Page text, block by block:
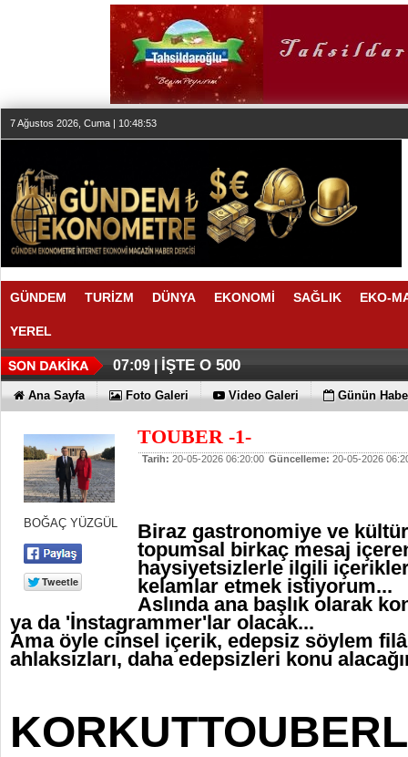
7 Ağustos 2026, Cuma | 10:48:54
GÜNDEM TURİZM DÜNYA EKONOMİ SAĞLIK EKO-
YEREL
07:09 | İŞTE O 500
Ana Sayfa Foto Galeri Video Galeri Günün
BOĞAÇ YÜZGÜL
TOUBER -1-
Tarih: 20-05-2026 06:20:00 Güncelleme: 20-05-2026
Biraz gastronomiye ve
topumsal birkaç mesaj
haysiyetsizlerle ilgili içerikler
kelamlar etmek istiyorum...
Aslında ana başlık olarak
ya da 'İnstagrammer'lar olacak...
Ama öyle cinsel içerik, edepsiz söylem
ahlaksızları, daha edepsizleri konu